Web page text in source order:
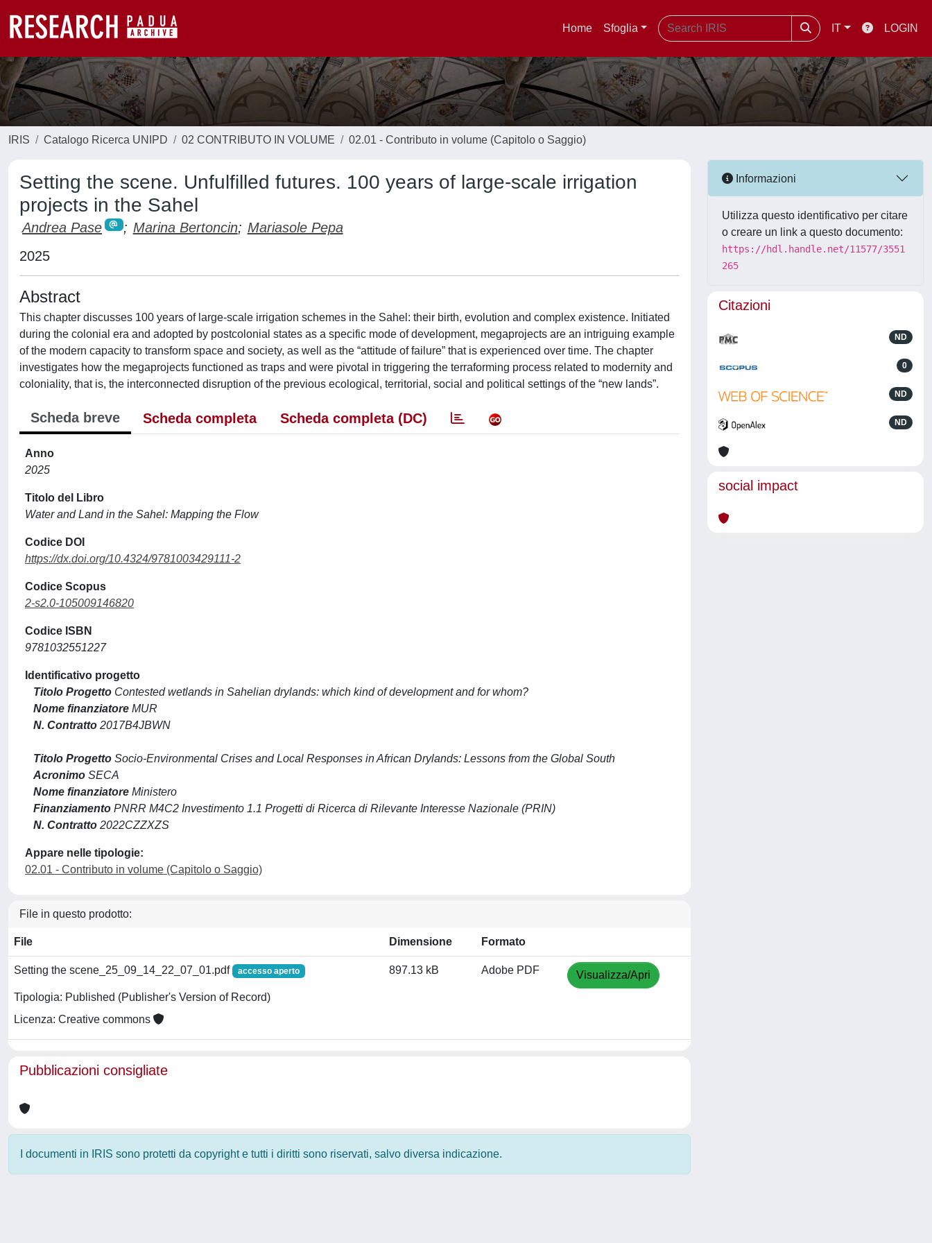
Home Sfoglia IT LOGIN
IRIS Catalogo Ricerca UNIPD 02 CONTRIBUTO IN VOLUME 02.01 - Contributo in volume (Capitolo o Saggio)
Setting the scene. Unfulfilled futures. 100 years of large-scale irrigation
projects in the Sahel
Andrea Pase ; Marina Bertoncin; Mariasole Pepa
2025
Abstract
This chapter discusses 100 years of large-scale irrigation schemes in the Sahel: their birth, evolution and complex existence. Initiated
during the colonial era and adopted by postcolonial states as a specific mode of development, megaprojects are an intriguing example
of the modern capacity to transform space and society, as well as the “attitude of failure” that is experienced over time. The chapter
investigates how the megaprojects functioned as traps and were pivotal in triggering the terraforming process related to modernity and
coloniality, that is, the interconnected disruption of the previous ecological, territorial, social and political settings of the “new lands”.
Scheda breve Scheda completa Scheda completa (DC)
Anno
2025
Titolo del Libro
Water and Land in the Sahel: Mapping the Flow
Codice DOI
https://dx.doi.org/10.4324/9781003429111-2
Codice Scopus
2-s2.0-105009146820
Codice ISBN
9781032551227
Identificativo progetto
Titolo Progetto Contested wetlands in Sahelian drylands: which kind of development and for whom?
Nome finanziatore MUR
N. Contratto 2017B4JBWN
Titolo Progetto Socio-Environmental Crises and Local Responses in African Drylands: Lessons from the Global South
Acronimo SECA
Nome finanziatore Ministero
Finanziamento PNRR M4C2 Investimento 1.1 Progetti di Ricerca di Rilevante Interesse Nazionale (PRIN)
N. Contratto 2022CZZXZS
Appare nelle tipologie:
02.01 - Contributo in volume (Capitolo o Saggio)
File in questo prodotto:
File Dimensione Formato
Setting the scene_25_09_14_22_07_01.pdf accesso aperto
Tipologia: Published (Publisher's Version of Record)
Licenza: Creative commons
897.13 kB Adobe PDF Visualizza/Apri
Pubblicazioni consigliate
I documenti in IRIS sono protetti da copyright e tutti i diritti sono riservati, salvo diversa indicazione.
Informazioni
Utilizza questo identificativo per citare
o creare un link a questo documento:
https://hdl.handle.net/11577/3551
265
Citazioni
ND
0
ND
ND
social impact